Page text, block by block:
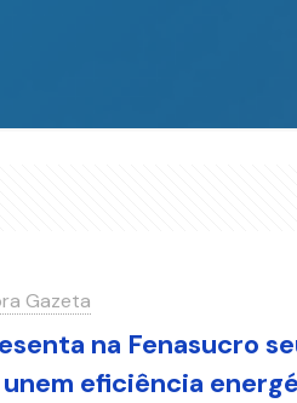
Gazeta
na Fenasucro
eficiência